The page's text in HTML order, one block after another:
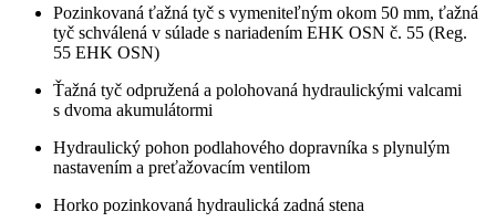
Pozinkovaná ťažná tyč s vymeniteľným okom 50 mm, ťažná
tyč schválená v súlade s nariadením EHK OSN č. 55 (Reg.
55 EHK OSN)
Ťažná tyč odpružená a polohovaná hydraulickými valcami
s dvoma akumulátormi
Hydraulický pohon podlahového dopravníka s plynulým
nastavením a preťažovacím ventilom
Horko pozinkovaná hydraulická zadná stena